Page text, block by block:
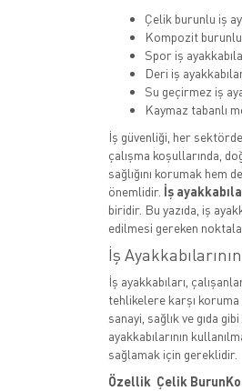
Çelik burunlu iş
Kompozit
Spor iş
Deri iş
Su geçirmez iş
Kaymaz tabanlı
İş güvenliği, her
çalışma koşullarında,
sağlığını korumak hem
önemlidir. İş
biridir. Bu yazıda, iş
edilmesi gereken
İş
İş ayakkabıları,
tehlikelere karşı
sanayi, sağlık ve gıda
ayakkabılarının
sağlamak için gereklidir.
Özellik Çelik Burun